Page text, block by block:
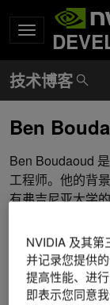
Ben
Ben Boudaoud
工程师。他的背
有弗吉尼亚大学
NVIDIA 及其第
并记录您提供
提高性能、进
即表示您同意